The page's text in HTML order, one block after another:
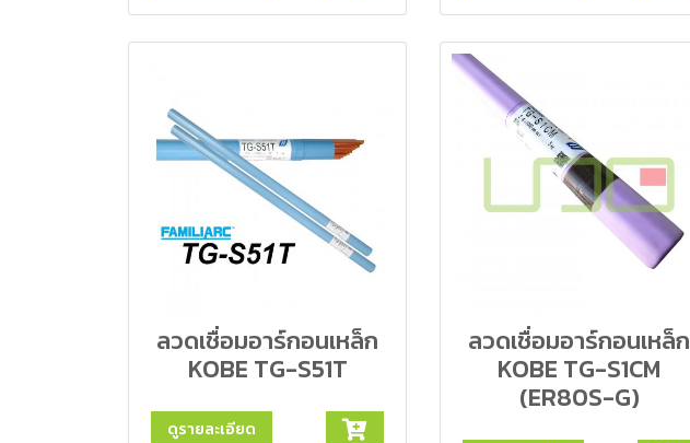
ลวดเชื่อมอาร์กอนเหล็ก
KOBE TG-S51T
ดูรายละเอียด
ลวดเชื่อมอาร์กอนเหล็ก
KOBE TG-S1CM
(ER80S-G)